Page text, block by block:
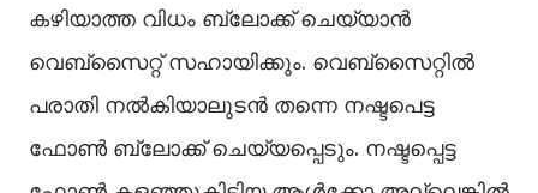
കഴിയാത്ത വിധം ബ്ലോക്ക് ചെയ്യാൻ
വെബ്‌സൈറ്റ് സഹായിക്കും. വെബ്‌സൈറ്റിൽ
പരാതി നൽകിയാലുടൻ തന്നെ നഷ്ടപെട്ട
ഫോൺ ബ്ലോക്ക് ചെയ്യപ്പെടും. നഷ്ടപ്പെട്ട